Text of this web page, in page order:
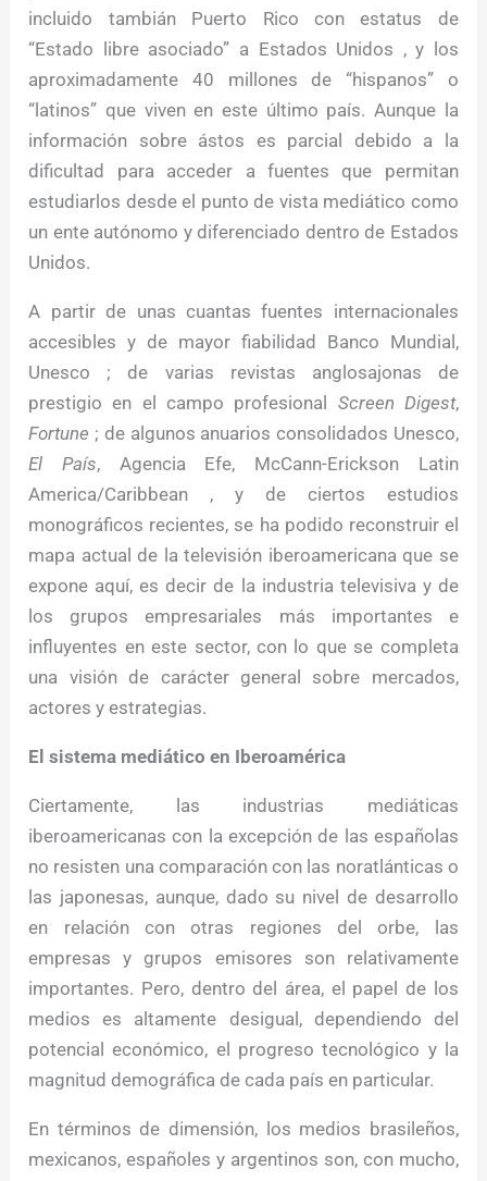
incluido tambián Puerto Rico con estatus de
“Estado libre asociado” a Estados Unidos , y los
aproximadamente 40 millones de “hispanos” o
“latinos” que viven en este último país. Aunque la
información sobre ástos es parcial debido a la
dificultad para acceder a fuentes que permitan
estudiarlos desde el punto de vista mediático como
un ente autónomo y diferenciado dentro de Estados
Unidos.
A partir de unas cuantas fuentes internacionales
accesibles y de mayor fiabilidad Banco Mundial,
Unesco ; de varias revistas anglosajonas de
prestigio en el campo profesional Screen Digest,
Fortune ; de algunos anuarios consolidados Unesco,
El País, Agencia Efe, McCann-Erickson Latin
America/Caribbean , y de ciertos estudios
monográficos recientes, se ha podido reconstruir el
mapa actual de la televisión iberoamericana que se
expone aquí, es decir de la industria televisiva y de
los grupos empresariales más importantes e
influyentes en este sector, con lo que se completa
una visión de carácter general sobre mercados,
actores y estrategias.
El sistema mediático en Iberoamérica
Ciertamente, las industrias mediáticas
iberoamericanas con la excepción de las españolas
no resisten una comparación con las noratlánticas o
las japonesas, aunque, dado su nivel de desarrollo
en relación con otras regiones del orbe, las
empresas y grupos emisores son relativamente
importantes. Pero, dentro del área, el papel de los
medios es altamente desigual, dependiendo del
potencial económico, el progreso tecnológico y la
magnitud demográfica de cada país en particular.
En términos de dimensión, los medios brasileños,
mexicanos, españoles y argentinos son, con mucho,